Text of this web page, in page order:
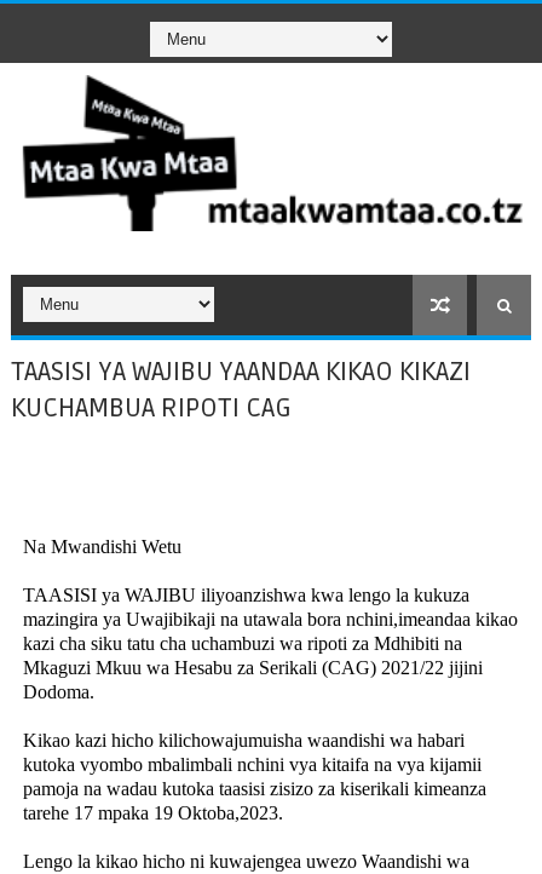
TAASISI YA WAJIBU YAANDAA KIKAO KIKAZI
KUCHAMBUA RIPOTI CAG
Na Mwandishi Wetu
TAASISI ya WAJIBU iliyoanzishwa kwa lengo la kukuza
mazingira ya Uwajibikaji na utawala bora nchini,imeandaa kikao
kazi cha siku tatu cha uchambuzi wa ripoti za Mdhibiti na
Mkaguzi Mkuu wa Hesabu za Serikali (CAG) 2021/22 jijini
Dodoma.
Kikao kazi hicho kilichowajumuisha waandishi wa habari
kutoka vyombo mbalimbali nchini vya kitaifa na vya kijamii
pamoja na wadau kutoka taasisi zisizo za kiserikali kimeanza
tarehe 17 mpaka 19 Oktoba,2023.
Lengo la kikao hicho ni kuwajengea uwezo Waandishi wa